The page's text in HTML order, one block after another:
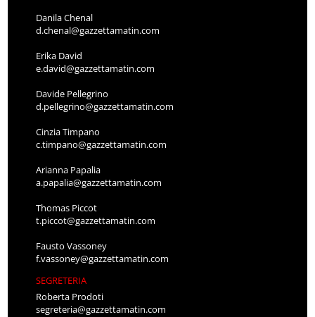
Danila Chenal
d.chenal@gazzettamatin.com
Erika David
e.david@gazzettamatin.com
Davide Pellegrino
d.pellegrino@gazzettamatin.com
Cinzia Timpano
c.timpano@gazzettamatin.com
Arianna Papalia
a.papalia@gazzettamatin.com
Thomas Piccot
t.piccot@gazzettamatin.com
Fausto Vassoney
f.vassoney@gazzettamatin.com
SEGRETERIA
Roberta Prodoti
segreteria@gazzettamatin.com